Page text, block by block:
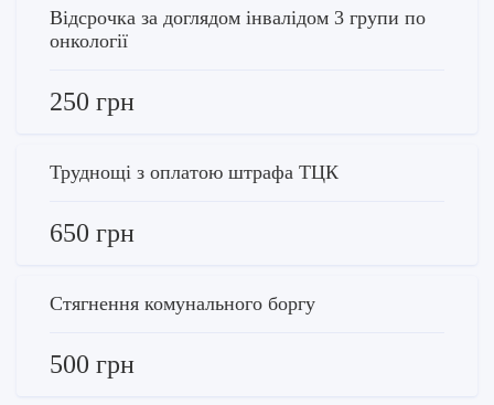
Відсрочка за доглядом інвалідом 3 групи по
онкології
250 грн
Труднощі з оплатою штрафа ТЦК
650 грн
Стягнення комунального боргу
500 грн